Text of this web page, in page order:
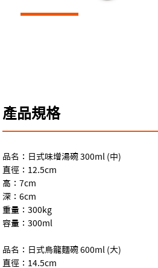
產品規格
品名：日式味增湯碗 300ml (中)
直徑：12.5cm
高：7cm
深：6cm
重量：300kg
容量：300ml
品名：日式烏龍麵碗 600ml (大)
直徑：14.5cm